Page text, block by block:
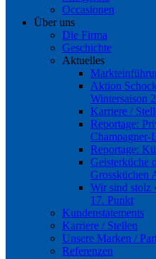
Occasionen
Über uns
Die Firma
Geschichte
Aktuelles
Aktion
Wintersaison
Karriere /
Reportage:
Champagner-
Reportage:
Geisterküche
Grossküchen
Wir sind stolz
17. Punkt
Kundenstatements
Karriere / Stellen
Unsere Marken /
Referenzen